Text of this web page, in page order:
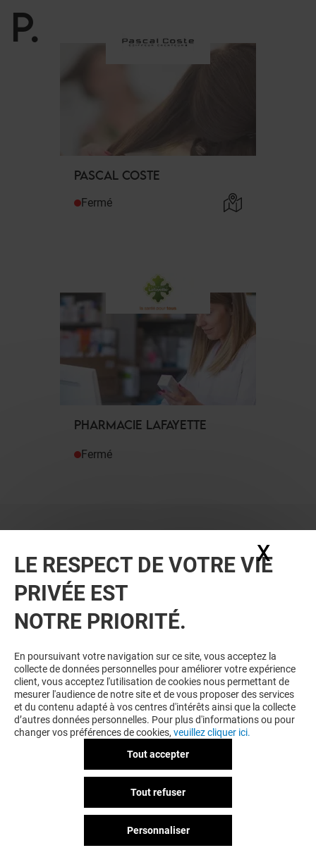
P.
PASCAL COSTE
Fermé
PHARMACIE LAFAYETTE
Fermé
PROMOD
Fermé
LE RESPECT DE VOTRE VIE
PRIVÉE EST
NOTRE PRIORITÉ.
En poursuivant votre navigation sur ce site, vous acceptez la
collecte de données personnelles pour améliorer votre expérience
client, vous acceptez l'utilisation de cookies nous permettant de
mesurer l'audience de notre site et de vous proposer des services
et du contenu adapté à vos centres d'intérêts ainsi que la collecte
d’autres données personnelles. Pour plus d'informations ou pour
changer vos préférences de cookies, veuillez cliquer ici.
Tout accepter
Tout refuser
Personnaliser
X